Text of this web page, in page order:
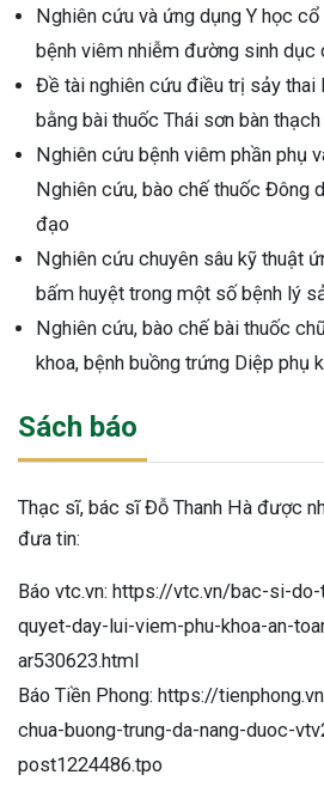
Nghiên cứu và ứng dụng Y học
bệnh viêm nhiễm đường sinh dục
Đề tài nghiên cứu điều trị sảy thai
bằng bài thuốc Thái sơn bàn thạch
Nghiên cứu bệnh viêm phần phụ
Nghiên cứu, bào chế thuốc Đông
đạo
Nghiên cứu chuyên sâu kỹ thuật
bấm huyệt trong một số bệnh lý
Nghiên cứu, bào chế bài thuốc
khoa, bệnh buồng trứng Diệp phụ
Sách báo
Thạc sĩ, bác sĩ Đỗ Thanh Hà được
đưa tin:
Báo vtc.vn: https://vtc.vn/bac-si-
quyet-day-lui-viem-phu-khoa-an-
ar530623.html
Báo Tiền Phong: https://
chua-buong-trung-da-nang-duoc-
post1224486.tpo